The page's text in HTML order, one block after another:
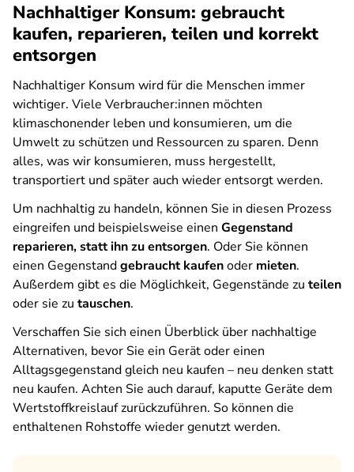
Nachhaltiger Konsum: gebraucht
kaufen, reparieren, teilen und korrekt
entsorgen
Nachhaltiger Konsum wird für die Menschen immer
wichtiger. Viele Verbraucher:innen möchten
klimaschonender leben und konsumieren, um die
Umwelt zu schützen und Ressourcen zu sparen. Denn
alles, was wir konsumieren, muss hergestellt,
transportiert und später auch wieder entsorgt werden.
Um nachhaltig zu handeln, können Sie in diesen Prozess
eingreifen und beispielsweise einen Gegenstand
reparieren, statt ihn zu entsorgen. Oder Sie können
einen Gegenstandgebraucht kaufenoder mieten.
Außerdem gibt es die Möglichkeit, Gegenstände zu teilen
oder sie zu tauschen.
Verschaffen Sie sich einen Überblick über nachhaltige
Alternativen, bevor Sie ein Gerät oder einen
Alltagsgegenstand gleich neu kaufen – neu denken statt
neu kaufen. Achten Sie auch darauf, kaputte Geräte dem
Wertstoffkreislauf zurückzuführen. So können die
enthaltenen Rohstoffe wieder genutzt werden.